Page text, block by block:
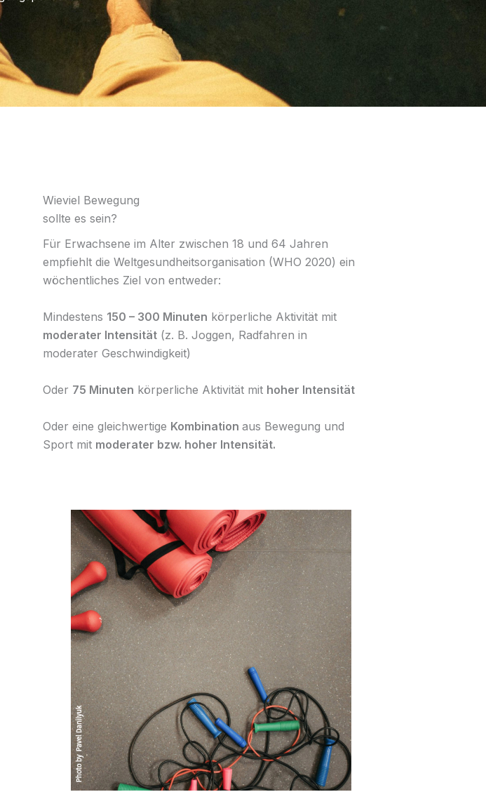
Wieviel Bewegung
sollte es sein?
Für Erwachsene im Alter zwischen 18 und 64 Jahren
empfiehlt die Weltgesundheitsorganisation (WHO 2020) ein
wöchentliches Ziel von entweder:
Mindestens 150 – 300 Minuten körperliche Aktivität mit
moderater Intensität (z. B. Joggen, Radfahren in
moderater Geschwindigkeit)
Oder 75 Minuten körperliche Aktivität mit hoher Intensität
Oder eine gleichwertige Kombination aus Bewegung und
Sport mit moderater bzw. hoher Intensität.